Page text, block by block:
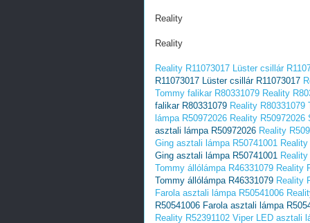
Reality
Reality
Reality R11073017 Lüster csillár
R11073017 Lüster csillár R11073017
Tommy falikar R80331079 Reality
falikar R80331079 Reality R80331079
lámpa R50972026 Reality R50972026
asztali lámpa R50972026 Reality
Ging asztali lámpa R50741001
Ging asztali lámpa R50741001
Tommy állólámpa R46331079 Reality
Tommy állólámpa R46331079 Reality
Farola asztali lámpa R50541006
R50541006 Farola asztali lámpa
Reality R52391102 Viper LED asztali